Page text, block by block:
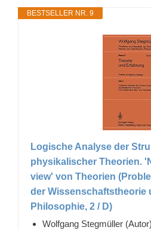
BESTSELLER NR. 9
Logische Analyse der
physikalischer Theorien.
view' von Theorien
der Wissenschaftstheorie
Philosophie, 2 / D)
Wolfgang Stegmüller (Autor)